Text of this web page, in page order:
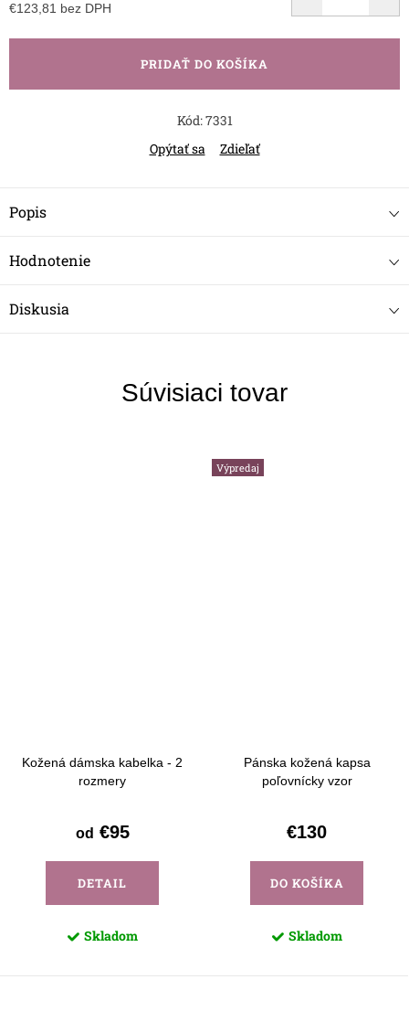
€123,81 bez DPH
PRIDAŤ DO KOŠÍKA
Kód:7331
Opýtať sa
Zdieľať
Popis
Hodnotenie
Diskusia
Súvisiaci tovar
Kožená dámska kabelka - 2
rozmery
od €95
DETAIL
Skladom
Výpredaj
Pánska kožená kapsa
poľovnícky vzor
€130
DO KOŠÍKA
Skladom